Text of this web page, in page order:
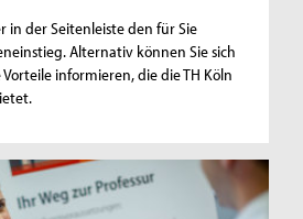
in der Seitenleiste den für Sie
Alternativ können Sie sich
informieren, die die TH Köln